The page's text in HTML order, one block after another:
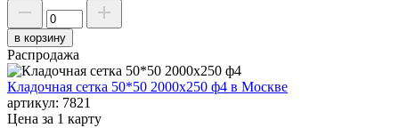
в корзину
Распродажа
Кладочная сетка 50*50 2000х250 ф4 в Москве
артикул: 7821
Цена за 1 карту